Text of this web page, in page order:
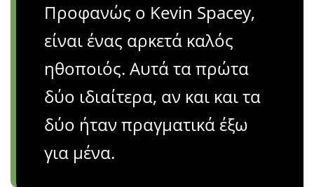
Προφανώς ο Kevin Spacey,
είναι ένας αρκετά καλός
ηθοποιός. Αυτά τα πρώτα
δύο ιδιαίτερα, αν και και τα
δύο ήταν πραγματικά έξω
για μένα.